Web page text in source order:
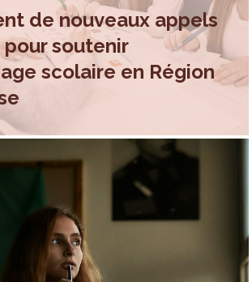
de nouveaux appels
soutenir
scolaire en Région